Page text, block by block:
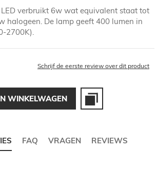
verbruikt 6w wat equivalent staat tot
halogeen. De lamp geeft 400 lumen in
2700K).
Schrijf de eerste review over dit product
WINKELWAGEN
FAQ VRAGEN REVIEWS